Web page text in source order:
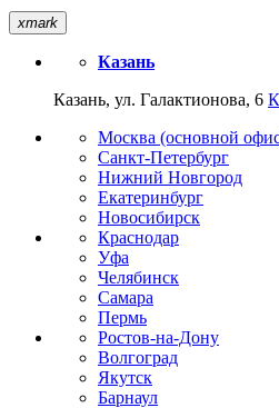
xmark
Казань
Казань, ул. Галактионова, 6
Москва (основной
Санкт-Петербург
Нижний Новгород
Екатеринбург
Новосибирск
Краснодар
Уфа
Челябинск
Самара
Пермь
Ростов-на-Дону
Волгоград
Якутск
Барнаул